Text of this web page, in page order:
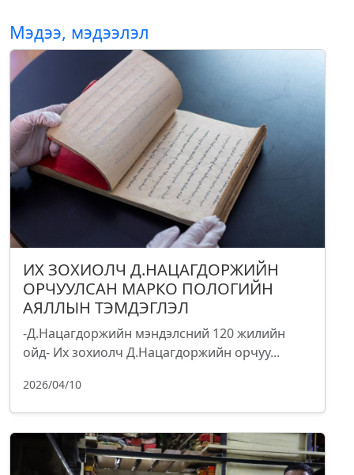
Мэдээ, мэдээлэл
ИХ ЗОХИОЛЧ Д.НАЦАГДОРЖИЙН
ОРЧУУЛСАН МАРКО ПОЛОГИЙН
АЯЛЛЫН ТЭМДЭГЛЭЛ
-Д.Нацагдоржийн мэндэлсний 120 жилийн
ойд- Их зохиолч Д.Нацагдоржийн орчуу...
2026/04/10